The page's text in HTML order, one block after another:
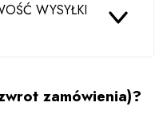
WYSYŁKI
zamówienia)?